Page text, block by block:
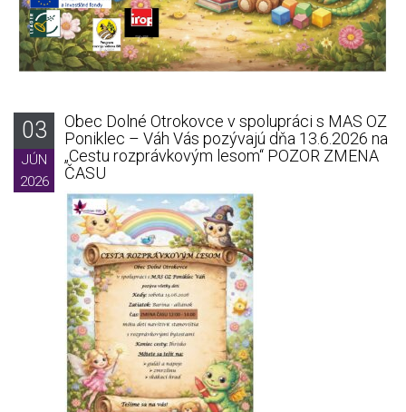
03
JÚN
2026
Obec Dolné Otrokovce v spolupráci s MAS OZ
Poniklec – Váh Vás pozývajú dňa 13.6.2026 na
„Cestu rozprávkovým lesom“ POZOR ZMENA
ČASU